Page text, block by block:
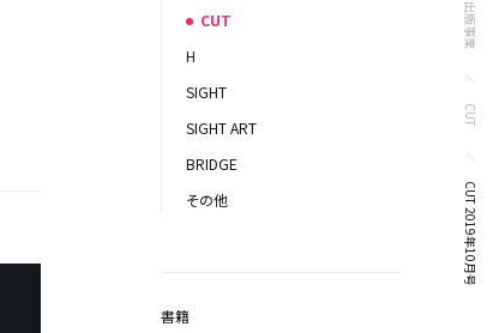
出版事業
CUT
CUT 2019年10月号
CUT
H
SIGHT
SIGHT ART
BRIDGE
その他
書籍